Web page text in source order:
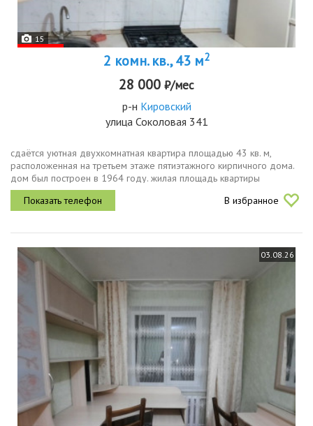
15
2 комн. кв., 43 м2
28 000 ₽/мес
р-н Кировский
улица Соколовая 341
сдаётся уютная двухкомнатная квартира площадью 43 кв. м,
расположенная на третьем этаже пятиэтажного кирпичного дома.
дом был построен в 1964 году. жилая площадь квартиры
составляет 32 кв. м, а кухня 6 кв. м. высокие потолки в 3 метра
добавляют...
В избранное
03.08.26